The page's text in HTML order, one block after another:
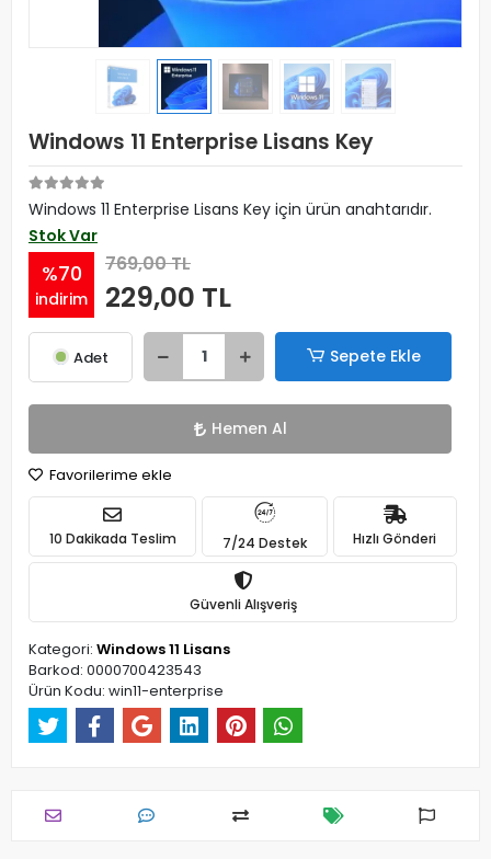
Windows 11 Enterprise Lisans Key
Windows 11 Enterprise Lisans Key için ürün anahtarıdır.
Stok Var
%70
indirim
769,00 TL
229,00 TL
Adet Sepete Ekle
Hemen Al
Favorilerime ekle
10 Dakikada Teslim 7/24 Destek Hızlı Gönderi
Güvenli Alışveriş
Kategori: Windows 11 Lisans
Barkod: 0000700423543
Ürün Kodu: win11-enterprise